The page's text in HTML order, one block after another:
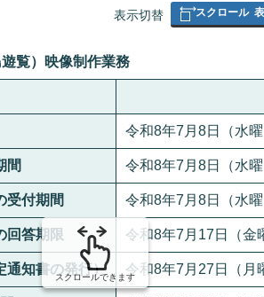
表
み
の
表示切替 スクロール
覧）映像制作業務
令和8年7月8日（水曜
間 令和8年7月8日（水
受付期間 令和8年7月8日（水
回答期限 令和8年7月17日（金
通知書の発行） 令和8年7月27日（月
スクロールできます